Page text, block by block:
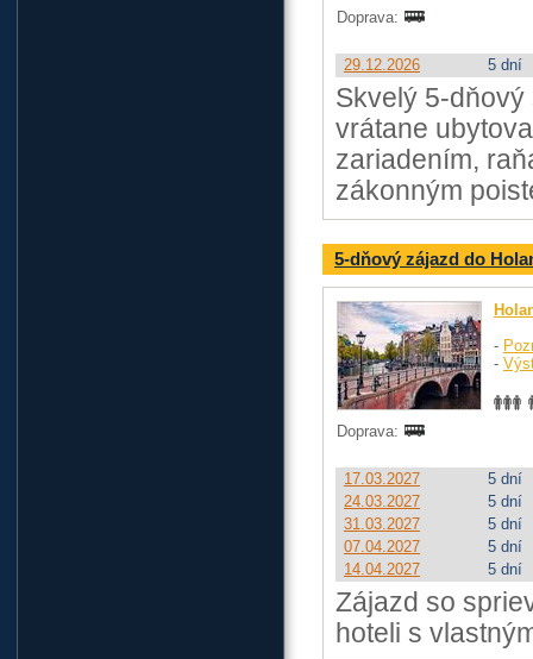
Doprava:
29.12.2026 5 dní
Skvelý 5-
vrátane
zariadením,
zákonným
5-dňový zájazd do
-
-
Doprava:
17.03.2027
5 dní
24.03.2027
5 dní
31.03.2027
5 dní
07.04.2027
5 dní
14.04.2027
5 dní
Zájazd so
hoteli s